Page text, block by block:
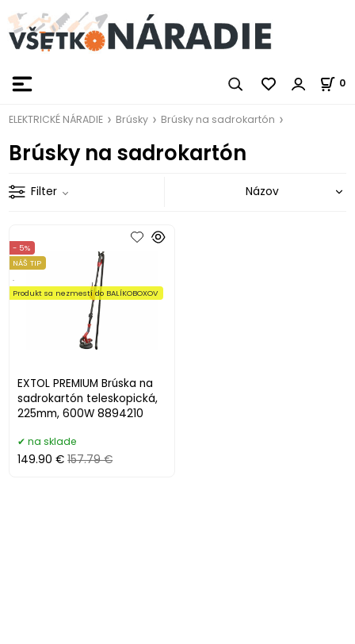
0
ELEKTRICKÉ NÁRADIE Brúsky Brúsky na sadrokartón
Brúsky na sadrokartón
Filter
EXTOL PREMIUM Brúska na
sadrokartón teleskopická,
225mm, 600W 8894210
- 5%
NÁŠ TIP
.
Produkt sa nezmestí do BALÍKOBOXOV
na sklade
149.90 € 157.79 €